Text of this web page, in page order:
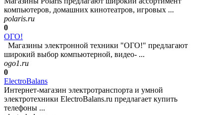
компьютеров, домашних кинотеатров, игровых ...
polaris.ru
0
ОГО!
Магазины электронной техники "ОГО!" предлагают
широкий выбор компьютерной, видео- ...
ogo1.ru
0
ElectroBalans
Интернет-магазин электротранспорта и умной
электротехники ElectroBalans.ru предлагает купить
телефоны ...